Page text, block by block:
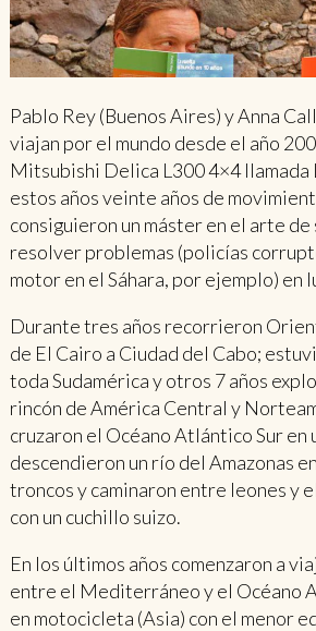
Pablo Rey (Buenos Aires) y Anna
viajan por el mundo desde el año
Mitsubishi Delica L300 4×4 llamada
estos años veinte años de
consiguieron un máster en el arte
resolver problemas (policías
motor en el Sáhara, por ejemplo) en
Durante tres años recorrieron
de El Cairo a Ciudad del Cabo;
toda Sudamérica y otros 7 años
rincón de América Central y
cruzaron el Océano Atlántico Sur en
descendieron un río del Amazonas
troncos y caminaron entre leones y
con un cuchillo suizo.
En los últimos años comenzaron a
entre el Mediterráneo y el Océano
en motocicleta (Asia) con el menor